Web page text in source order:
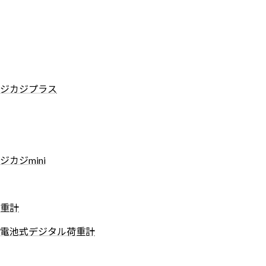
カジプラス
カジmini
計
池式デジタル荷重計